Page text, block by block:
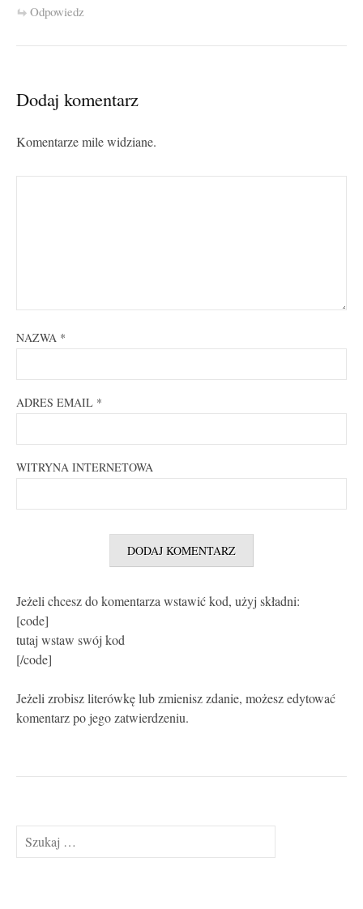
Odpowiedz
Dodaj komentarz
Komentarze mile widziane.
NAZWA *
ADRES EMAIL *
WITRYNA INTERNETOWA
Jeżeli chcesz do komentarza wstawić kod, użyj składni:
[code]
tutaj wstaw swój kod
[/code]
Jeżeli zrobisz literówkę lub zmienisz zdanie, możesz edytować
komentarz po jego zatwierdzeniu.
Szukaj: